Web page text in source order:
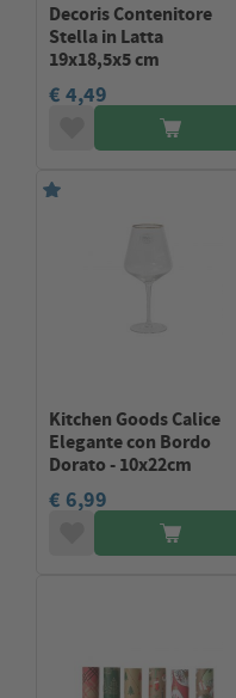
Decoris Contenitore
Stella in Latta
19x18,5x5 cm
€ 4,49
Kitchen Goods Calice
Elegante con Bordo
Dorato - 10x22cm
€ 6,99